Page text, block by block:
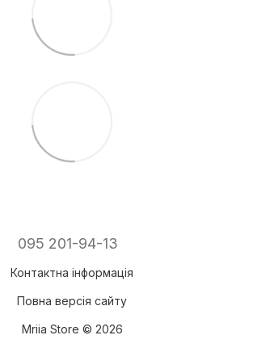
095 201-94-13
Контактна інформація
Повна версія сайту
Mriia Store © 2026